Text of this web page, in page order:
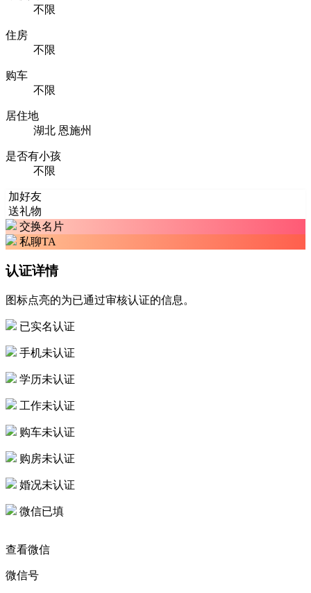
不限
住房
不限
购车
不限
居住地
湖北 恩施州
是否有小孩
不限
加好友
送礼物
交换名片
私聊TA
认证详情
图标点亮的为已通过审核认证的信息。
已实名认证
手机未认证
学历未认证
工作未认证
购车未认证
购房未认证
婚况未认证
微信已填
查看微信
微信号